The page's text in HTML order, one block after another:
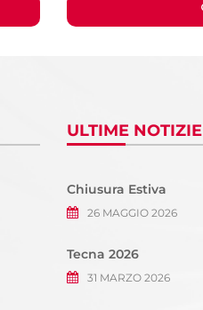
ULTIME NOTIZIE
Chiusura Estiva
26 MAGGIO 2026
Tecna 2026
31 MARZO 2026